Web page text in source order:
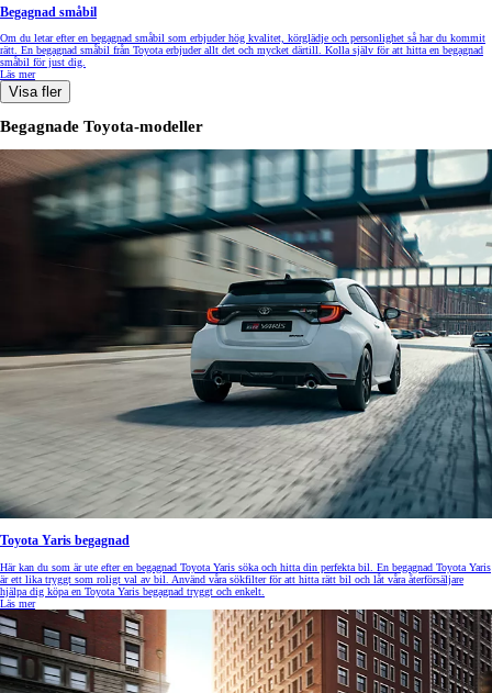
Begagnad småbil
Om du letar efter en begagnad småbil som erbjuder hög kvalitet, körglädje och personlighet så har du kommit
rätt. En begagnad småbil från Toyota erbjuder allt det och mycket därtill. Kolla själv för att hitta en begagnad
småbil för just dig.
Läs mer
Visa fler
Begagnade Toyota-modeller
Toyota Yaris begagnad
Här kan du som är ute efter en begagnad Toyota Yaris söka och hitta din perfekta bil. En begagnad Toyota Yaris
är ett lika tryggt som roligt val av bil. Använd våra sökfilter för att hitta rätt bil och låt våra återförsäljare
hjälpa dig köpa en Toyota Yaris begagnad tryggt och enkelt.
Läs mer